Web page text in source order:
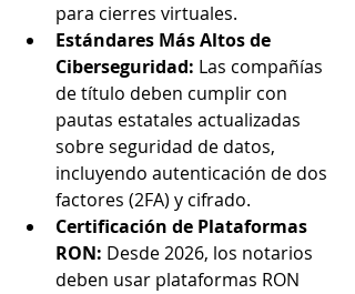
para cierres virtuales.
Estándares Más Altos de
Ciberseguridad: Las compañías
de título deben cumplir con
pautas estatales actualizadas
sobre seguridad de datos,
incluyendo autenticación de dos
factores (2FA) y cifrado.
Certificación de Plataformas
RON: Desde 2026, los notarios
deben usar plataformas RON